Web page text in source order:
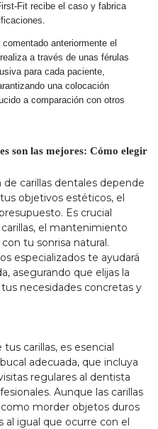
Fit recibe el caso y fabrica
anteriormente el
a través de unas férulas
para cada paciente,
una colocación
a comparación con otros
son las mejores: Cómo elegir
carillas dentales depende
objetivos estéticos, el
Es crucial
el mantenimiento
tu sonrisa natural.
especializados te ayudará
asegurando que elijas la
necesidades concretas y
carillas, es esencial
adecuada, que incluya
regulares al dentista
Aunque las carillas
morder objetos duros
al igual que ocurre con el